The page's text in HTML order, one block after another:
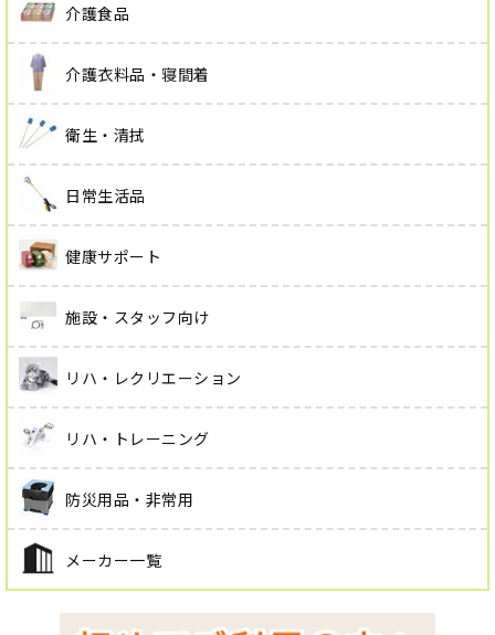
介護食品
介護衣料品・寝間着
衛生・清拭
日常生活品
健康サポート
施設・スタッフ向け
リハ・レクリエーション
リハ・トレーニング
防災用品・非常用
メーカー一覧